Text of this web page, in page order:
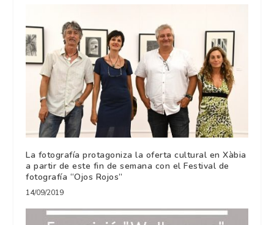
La fotografía protagoniza la oferta cultural en Xàbia
a partir de este fin de semana con el Festival de
fotografía “Ojos Rojos”
14/09/2019